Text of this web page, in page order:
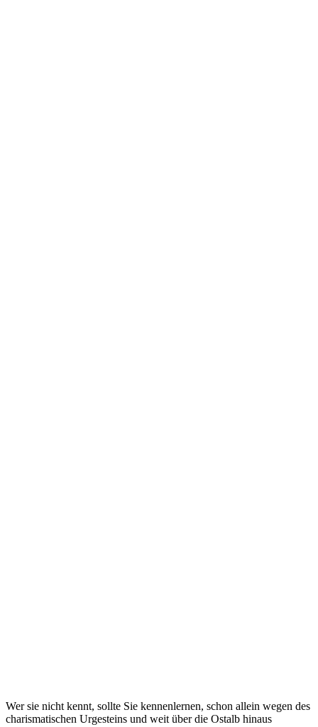
Wer sie nicht kennt, sollte Sie kennenlernen, schon allein wegen des
charismatischen Urgesteins und weit über die Ostalb hinaus